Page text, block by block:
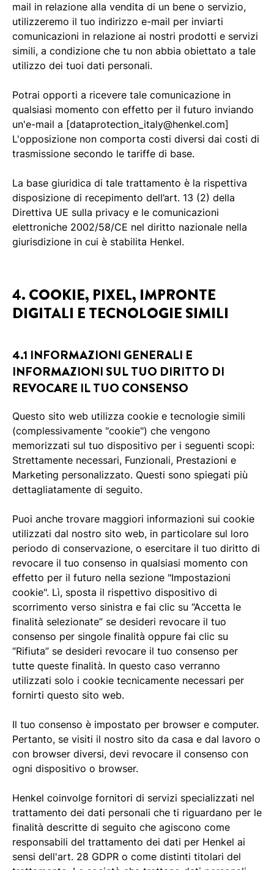
mail in relazione alla vendita di un bene o servizio,
utilizzeremo il tuo indirizzo e-mail per inviarti
comunicazioni in relazione ai nostri prodotti e servizi
simili, a condizione che tu non abbia obiettato a tale
utilizzo dei tuoi dati personali.
Potrai opporti a ricevere tale comunicazione in
qualsiasi momento con effetto per il futuro inviando
un'e-mail a [dataprotection_italy@henkel.com]
L'opposizione non comporta costi diversi dai costi di
trasmissione secondo le tariffe di base.
La base giuridica di tale trattamento è la rispettiva
disposizione di recepimento dell’art. 13 (2) della
Direttiva UE sulla privacy e le comunicazioni
elettroniche 2002/58/CE nel diritto nazionale nella
giurisdizione in cui è stabilita Henkel.
4. COOKIE, PIXEL, IMPRONTE
DIGITALI E TECNOLOGIE SIMILI
4.1 INFORMAZIONI GENERALI E
INFORMAZIONI SUL TUO DIRITTO DI
REVOCARE IL TUO CONSENSO
Questo sito web utilizza cookie e tecnologie simili
(complessivamente "cookie") che vengono
memorizzati sul tuo dispositivo per i seguenti scopi:
Strettamente necessari, Funzionali, Prestazioni e
Marketing personalizzato. Questi sono spiegati più
dettagliatamente di seguito.
Puoi anche trovare maggiori informazioni sui cookie
utilizzati dal nostro sito web, in particolare sul loro
periodo di conservazione, o esercitare il tuo diritto di
revocare il tuo consenso in qualsiasi momento con
effetto per il futuro nella sezione "Impostazioni
cookie". Lì, sposta il rispettivo dispositivo di
scorrimento verso sinistra e fai clic su “Accetta le
finalità selezionate” se desideri revocare il tuo
consenso per singole finalità oppure fai clic su
“Rifiuta” se desideri revocare il tuo consenso per
tutte queste finalità. In questo caso verranno
utilizzati solo i cookie tecnicamente necessari per
fornirti questo sito web.
Il tuo consenso è impostato per browser e computer.
Pertanto, se visiti il nostro sito da casa e dal lavoro o
con browser diversi, devi revocare il consenso con
ogni dispositivo o browser.
Henkel coinvolge fornitori di servizi specializzati nel
trattamento dei dati personali che ti riguardano per le
finalità descritte di seguito che agiscono come
responsabili del trattamento dei dati per Henkel ai
sensi dell'art. 28 GDPR o come distinti titolari del